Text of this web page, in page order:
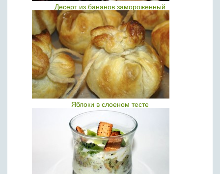
Десерт из бананов замороженный
Яблоки в слоеном тесте